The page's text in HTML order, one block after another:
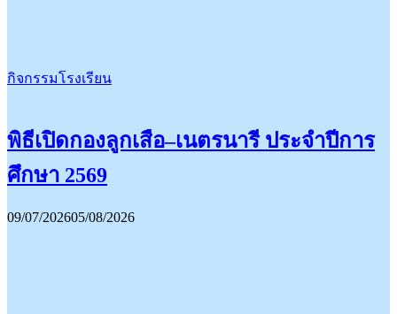
กิจกรรมโรงเรียน
พิธีเปิดกองลูกเสือ–เนตรนารี ประจำปีการ
ศึกษา 2569
09/07/202605/08/2026